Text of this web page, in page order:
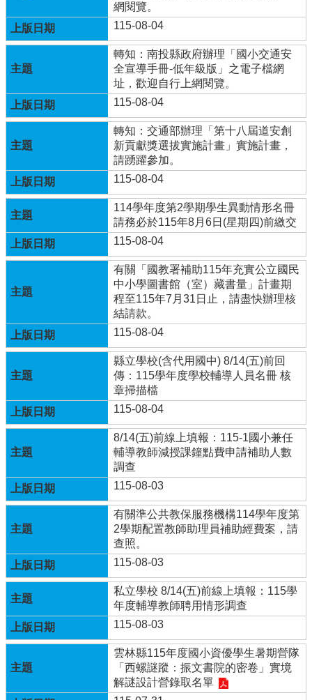
興
國
小
附
設
幼
兒
園
書
回
首
頁
網
站
林
縣
教
網
114
年
國
動
會
在
雲
林
網
站
資
開
放
告
隱
網閱覽。
115-08-04
轉知：南投縣政府辦理「國小交通安
全宣導手冊-低年級版」之電子檔網
址，歡迎自行上網閱覽。
115-08-04
轉知：交通部辦理「第十八屆道安創
新貢獻獎選拔實施計畫」實施計畫，
請踴躍參加。
115-08-04
114學年度第2學期學生異動情形名冊
請務必於115年8月6日(星期四)前繳交
115-08-04
有關「國教署補助115年充實公立國民
中小學圖書館（室）藏書量」計畫期
程至115年7月31日止，請盡快辦理核
結請款。
115-08-04
縣立學校(含代用國中) 8/14(五)前回
傳：115學年度學校輔導人員名冊 核
章掃描檔
115-08-04
8/14(五)前線上填報：115-1國小兼任
輔導教師減授課鐘點費申請補助人數
調查
115-08-03
有關準公共教保服務機構114學年度第
2學期配置教師助理員補助經費案，請
查照。
115-08-03
私立學校 8/14(五)前線上填報：115學
年度輔導教師聘用情形調查
115-08-03
雲林縣115年度國小資優學生暑期營隊
「西螺謎蹤：振文書院的密卷」實境
解謎設計營錄取名單